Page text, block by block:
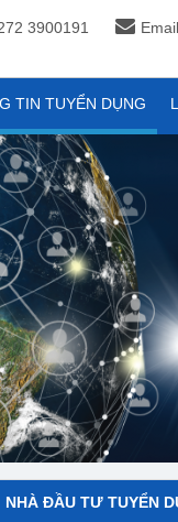
3900191
TIN TUYỂN DỤNG
NHÀ ĐẦU TƯ TUYỂN